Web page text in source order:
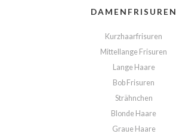
DAMENFRISUREN
Kurzhaarfrisuren
Mittellange Frisuren
Lange Haare
Bob Frisuren
Strähnchen
Blonde Haare
Graue Haare